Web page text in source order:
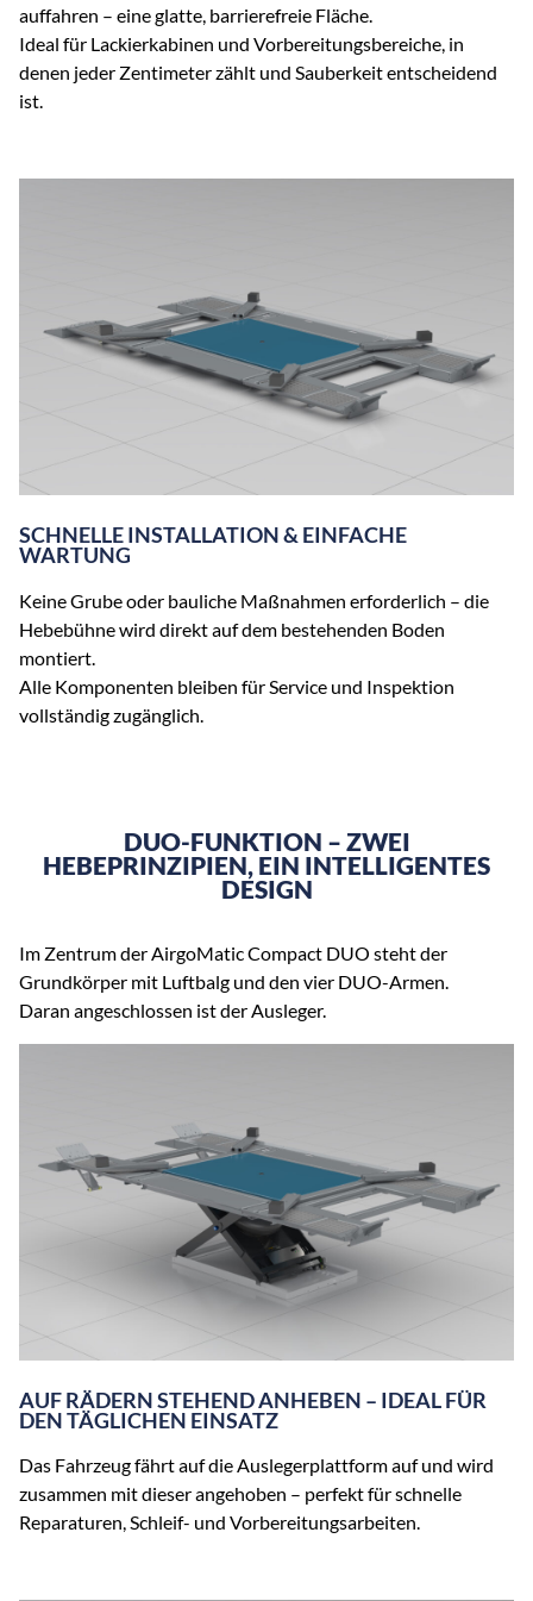
auffahren – eine glatte, barrierefreie Fläche.
Ideal für Lackierkabinen und Vorbereitungsbereiche, in
denen jeder Zentimeter zählt und Sauberkeit entscheidend
ist.
SCHNELLE INSTALLATION & EINFACHE
WARTUNG
Keine Grube oder bauliche Maßnahmen erforderlich – die
Hebebühne wird direkt auf dem bestehenden Boden
montiert.
Alle Komponenten bleiben für Service und Inspektion
vollständig zugänglich.
DUO-FUNKTION – ZWEI
HEBEPRINZIPIEN, EIN INTELLIGENTES
DESIGN
Im Zentrum der AirgoMatic Compact DUO steht der
Grundkörper mit Luftbalg und den vier DUO-Armen.
Daran angeschlossen ist der Ausleger.
AUF RÄDERN STEHEND ANHEBEN – IDEAL FÜR
DEN TÄGLICHEN EINSATZ
Das Fahrzeug fährt auf die Auslegerplattform auf und wird
zusammen mit dieser angehoben – perfekt für schnelle
Reparaturen, Schleif- und Vorbereitungsarbeiten.